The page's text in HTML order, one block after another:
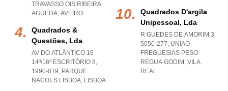
TRAVASSO OIS RIBEIRA
AGUEDA, AVEIRO
Quadrados &
Questões, Lda
AV DO ATLÂNTICO 16
14º/16º ESCRITÓRIO 8,
1990-019, PARQUE
NACOES LISBOA, LISBOA
Quadrados D'argila
Unipessoal, Lda
R GUEDES DE AMORIM 3,
5050-277, UNIAO
FREGUESIAS PESO
REGUA GODIM , VILA
REAL